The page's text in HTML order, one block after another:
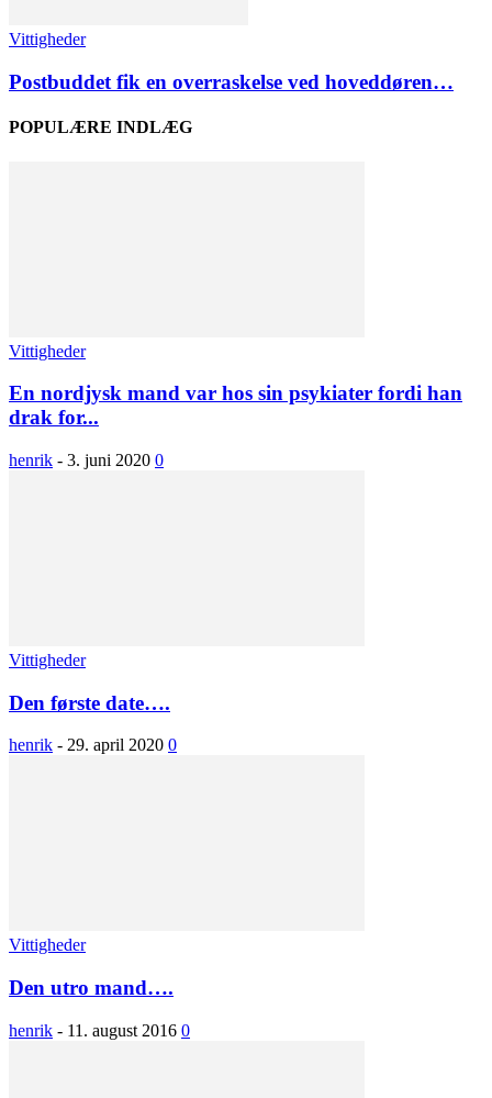
Vittigheder
Postbuddet fik en overraskelse ved hoveddøren…
POPULÆRE INDLÆG
Vittigheder
En nordjysk mand var hos sin psykiater fordi han
drak for...
henrik - 3. juni 2020 0
Vittigheder
Den første date….
henrik - 29. april 2020 0
Vittigheder
Den utro mand….
henrik - 11. august 2016 0